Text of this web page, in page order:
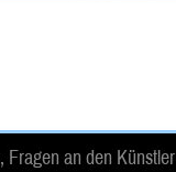
Fragen an den Künstler